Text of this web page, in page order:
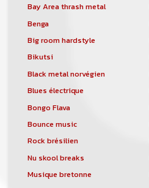
Bay Area thrash metal
Benga
Big room hardstyle
Bikutsi
Black metal norvégien
Blues électrique
Bongo Flava
Bounce music
Rock brésilien
Nu skool breaks
Musique bretonne